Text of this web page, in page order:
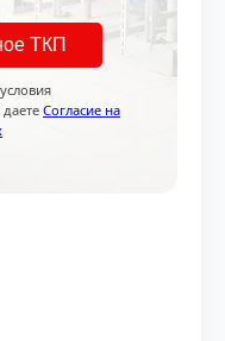
ТКП
даете Согласие на